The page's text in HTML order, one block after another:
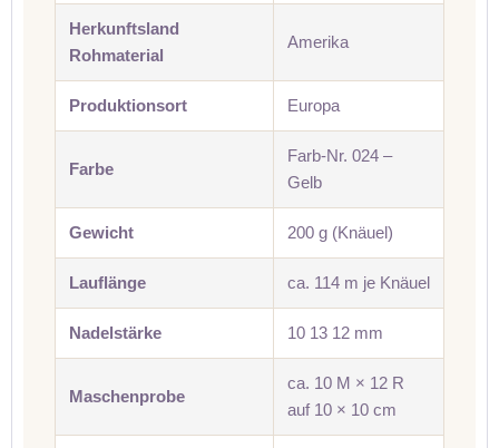
Herkunftsland
Rohmaterial
Amerika
Produktionsort Europa
Farbe
Farb-Nr. 024 –
Gelb
Gewicht 200 g (Knäuel)
Lauflänge ca. 114 m je Knäuel
Nadelstärke 10 13 12 mm
Maschenprobe
ca. 10 M × 12 R
auf 10 × 10 cm